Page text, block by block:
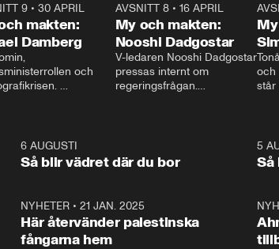
9• 30 APRIL
makten:
Damberg
och
och Makten.
AVSNITT 8• 16 APRIL
My och makten:
Nooshi Dadgostar
V-ledaren Nooshi Dadgostar
pressas internt om
regeringsfrågan.
– Vi ställer upp i val. Ska vi
vara med så sitter vi förstås
och
står
1:066 AUGUSTI
Så blir vädret där du bor
5
Så
NYHETER •21 JAN. 2025
Här återvänder palestinska
fångarna hem